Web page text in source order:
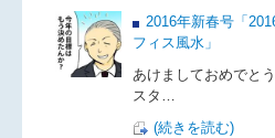
2016年新春号「
フィス風水」
あけましておめでと
スタ…
(続きを読む)